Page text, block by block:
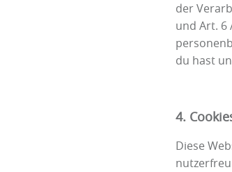
der
und Art. 6
du hast
4.
Diese